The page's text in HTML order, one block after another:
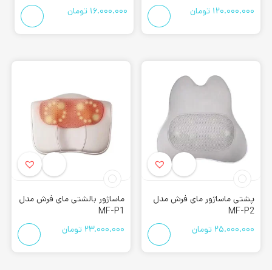
120.000.000 تومان
16.000.000 تومان
پشتی ماساژور مای فرش مدل
MF-P2
25.000.000 تومان
ماساژور بالشتی مای فرش مدل
MF-P1
23.000.000 تومان